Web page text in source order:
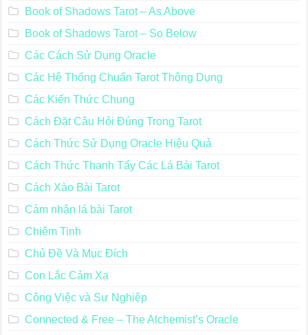
Book of Shadows Tarot – As Above
Book of Shadows Tarot – So Below
Các Cách Sử Dụng Oracle
Các Hệ Thống Chuẩn Tarot Thông Dụng
Các Kiến Thức Chung
Cách Đặt Câu Hỏi Đúng Trong Tarot
Cách Thức Sử Dụng Oracle Hiệu Quả
Cách Thức Thanh Tẩy Các Lá Bài Tarot
Cách Xào Bài Tarot
Cảm nhận lá bài Tarot
Chiêm Tinh
Chủ Đề Và Mục Đích
Con Lắc Cảm Xạ
Công Việc và Sự Nghiệp
Connected & Free – The Alchemist’s Oracle